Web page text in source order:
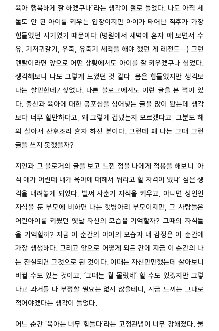
육아 행복하게 잘 하겠구나”라는 생각이 절로 들었다. 나도 아직 세
돌도 안 된 아이를 키우는 입장이지만 아이가 태어난 직후가 가장
힘들었던 시기였기 때문이다 (병원에서 새벽에 혼자 애 보면서 수
유, 기저귀갈기, 유축, 유축기 세척을 해야 했던 게 레전드…) 그런
멘탈이라면 앞으로 어떤 상황에서도 아이를 잘 키우겠구나 싶었다.
생각해보니 나도 그렇게 느꼈던 것 같다. 몸은 힘들었지만 생각보
다는 할만한데? 싶었다. 다른 블로그에서도 이런 글을 본 적이 있
다. 출산과 육아에 대한 공포심을 심어넣는 글을 많이 봤는데 생각
보다 너무 할만하다고. 왜 그렇게 겁냈는지 모르겠다고. 그분도 해
외 살아서 산후조리 혼자 하신 분이다. 그런데 왜 나는 그때 그런
글을 쓰지 못했을까?
지인과 그 블로거의 글을 보고 느낀 점을 나에게 적용을 해보니 ‘아
직 애가 어린데 내가 육아에 대해서 뭐라고 할 자격이 있나’ 싶은 생
각을 내려놓게 되었다. 벌써 사춘기 자식을 키우고, 아니면 성인인
자식을 둔 부모에 비하면 나는 햇병아리 부모이지만, 그 사람들은
어린아이를 키웠던 옛날 자신의 모습을 기억할까? 그때의 자식들
을 기억할까? 지금 이 순간의 아이의 모습과 내 감정은 이 순간에
가장 생생하다. 그리고 앞으로 어떻게 되든 간에 지금 이 순간의 나
는 진실되면 그것으로 된 것이다. 이때는 자신만만했는데 살아보니
바뀔 수도 있는 것이고, ‘그때는 뭘 몰랐네’ 할 수도 있겠지만 그렇
다고 과거를 다 부정할 필요는 없지 않을테니, 지금 느끼는 그대로
적어야겠다는 생각이 들었다.
어느 순간 ‘육아는 너무 힘들다’라는 고정관념이 너무 강해졌다. 물